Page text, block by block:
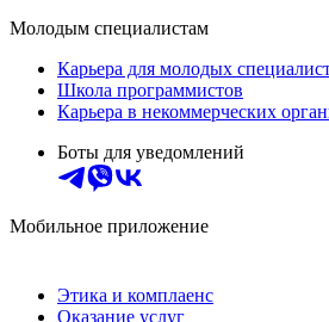
Молодым специалистам
Карьера для молодых
Школа программистов
Карьера в некоммерческих
Боты для уведомлений
Мобильное приложение
Этика и комплаенс
Оказание услуг